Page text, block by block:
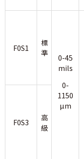
F0S1
標
準
0-45
mils
0-
1150
µm
F0S3
高
級